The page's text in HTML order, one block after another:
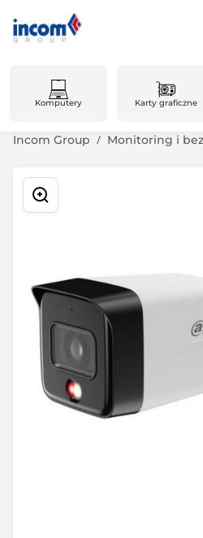
Komputery Karty graficzne
Incom Group Monitoring i